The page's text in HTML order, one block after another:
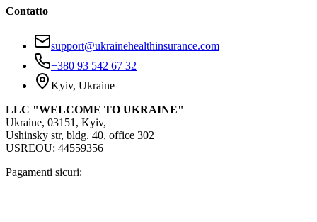
Contatto
support@ukrainehealthinsurance.com
+380 93 542 67 32
Kyiv, Ukraine
LLC "WELCOME TO UKRAINE"
Ukraine, 03151, Kyiv,
Ushinsky str, bldg. 40, office 302
USREOU: 44559356
Pagamenti sicuri: